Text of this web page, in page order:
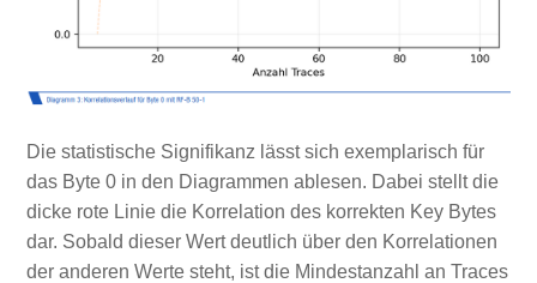
Die statistische Signifikanz lässt sich exemplarisch für
das Byte 0 in den Diagrammen ablesen. Dabei stellt die
dicke rote Linie die Korrelation des korrekten Key Bytes
dar. Sobald dieser Wert deutlich über den Korrelationen
der anderen Werte steht, ist die Mindestanzahl an Traces